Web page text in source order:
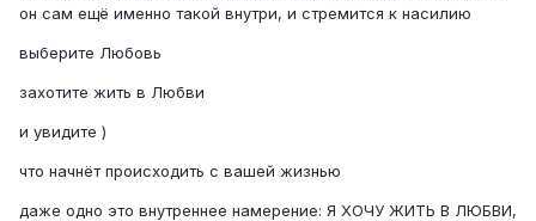
он сам ещё именно такой внутри, и стремится к насилию
выберите Любовь
захотите жить в Любви
и увидите )
что начнёт происходить с вашей жизнью
даже одно это внутреннее намерение: Я ХОЧУ ЖИТЬ В ЛЮБВИ,